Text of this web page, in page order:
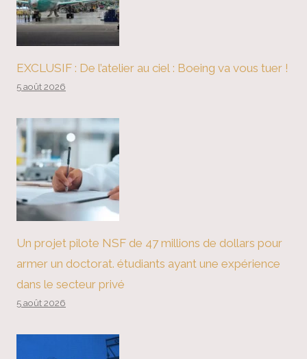
EXCLUSIF : De l’atelier au ciel : Boeing va vous tuer !
5 août 2026
Un projet pilote NSF de 47 millions de dollars pour
armer un doctorat. étudiants ayant une expérience
dans le secteur privé
5 août 2026